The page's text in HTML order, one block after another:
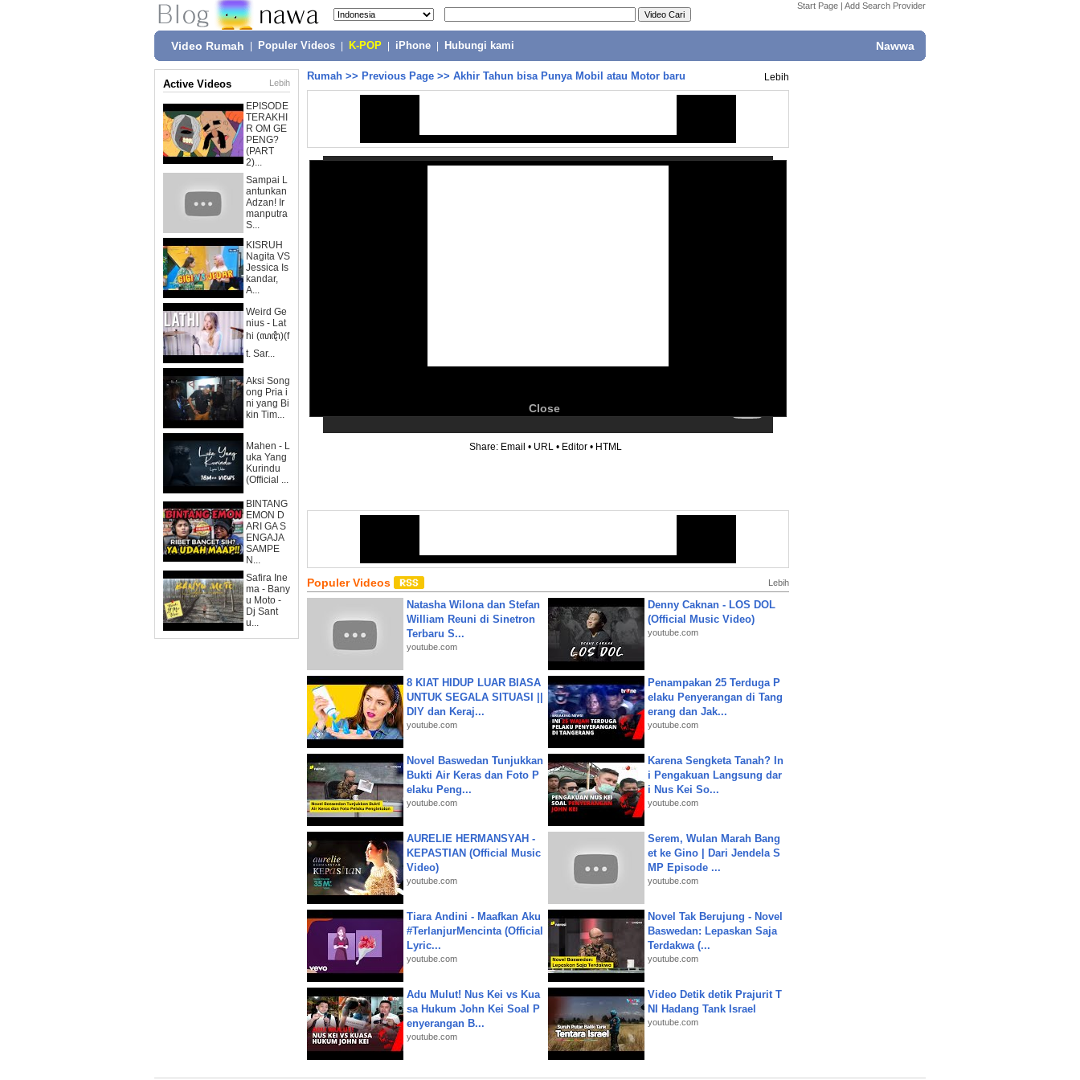
Start Page | Add Search Provider
Video Rumah Populer Videos K-POP iPhone Hubungi kami Nawwa
Active Videos Lebih
EPISODE
TERAKHI
R OM GE
PENG?
(PART
2)...
Sampai L
antunkan
Adzan! Ir
manputra
S...
KISRUH
Nagita VS
Jessica Is
kandar,
A...
Weird Ge
nius - Lat
hi (ꦭꦛꦶ)(f
t. Sar...
Aksi Song
ong Pria i
ni yang Bi
kin Tim...
Mahen - L
uka Yang
Kurindu
(Official ...
BINTANG
EMON D
ARI GA S
ENGAJA
SAMPE
N...
Safira Ine
ma - Bany
u Moto -
Dj Sant
u...
Rumah >> Previous Page >> Akhir Tahun bisa Punya Mobil atau Motor baru Lebih
Close
Share: Email • URL • Editor • HTML
Populer Videos Lebih
Natasha Wilona dan Stefan
William Reuni di Sinetron
Terbaru S...
youtube.com
Denny Caknan - LOS DOL
(Official Music Video)
youtube.com
8 KIAT HIDUP LUAR BIASA
UNTUK SEGALA SITUASI ||
DIY dan Keraj...
youtube.com
Penampakan 25 Terduga P
elaku Penyerangan di Tang
erang dan Jak...
youtube.com
Novel Baswedan Tunjukkan
Bukti Air Keras dan Foto P
elaku Peng...
youtube.com
Karena Sengketa Tanah? In
i Pengakuan Langsung dar
i Nus Kei So...
youtube.com
AURELIE HERMANSYAH -
KEPASTIAN (Official Music
Video)
youtube.com
Serem, Wulan Marah Bang
et ke Gino | Dari Jendela S
MP Episode ...
youtube.com
Tiara Andini - Maafkan Aku
#TerlanjurMencinta (Official
Lyric...
youtube.com
Novel Tak Berujung - Novel
Baswedan: Lepaskan Saja
Terdakwa (...
youtube.com
Adu Mulut! Nus Kei vs Kua
sa Hukum John Kei Soal P
enyerangan B...
youtube.com
Video Detik detik Prajurit T
NI Hadang Tank Israel
youtube.com